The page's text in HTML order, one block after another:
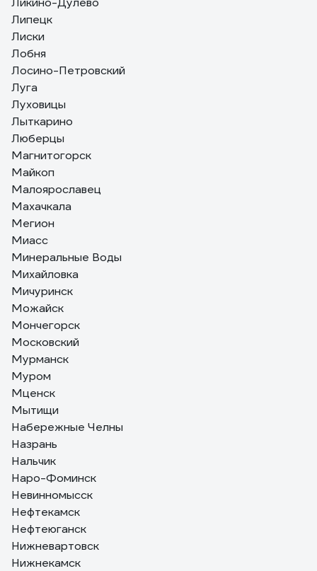
Липецк
Лиски
Лобня
Лосино-Петровский
Луга
Луховицы
Лыткарино
Люберцы
Магнитогорск
Майкоп
Малоярославец
Махачкала
Мегион
Миасс
Минеральные Воды
Михайловка
Мичуринск
Можайск
Мончегорск
Московский
Мурманск
Муром
Мценск
Мытищи
Набережные Челны
Назрань
Нальчик
Наро-Фоминск
Невинномысск
Нефтекамск
Нефтеюганск
Нижневартовск
Нижнекамск